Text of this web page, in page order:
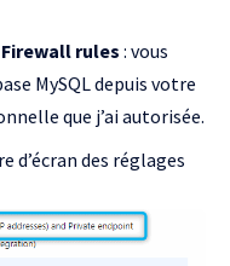
rules : vous
MySQL depuis votre
que j’ai autorisée.
d’écran des réglages